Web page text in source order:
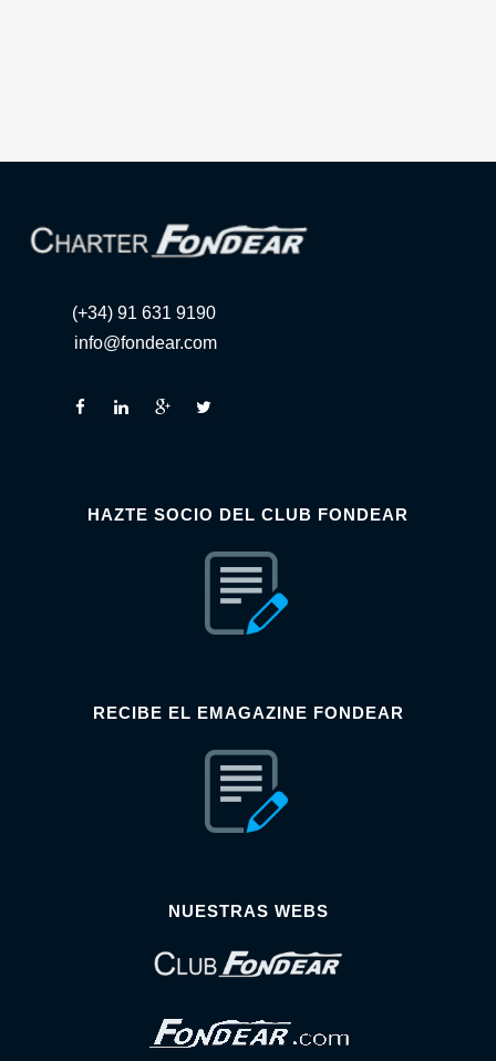
(+34) 91 631 9190
info@fondear.com
HAZTE SOCIO DEL CLUB FONDEAR
RECIBE EL EMAGAZINE FONDEAR
NUESTRAS WEBS